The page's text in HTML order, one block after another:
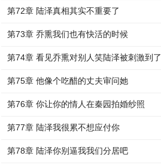
第72章 陆泽真相其实不重要了
第73章 乔熏我们也有快活的时候
第74章 看见乔熏对别人笑陆泽被刺激到了
第75章 他像个吃醋的丈夫审问她
第76章 你让你的情人在秦园拍婚纱照
第77章 陆泽我很累不想应付你
第78章 陆泽你别逼我我们分居吧